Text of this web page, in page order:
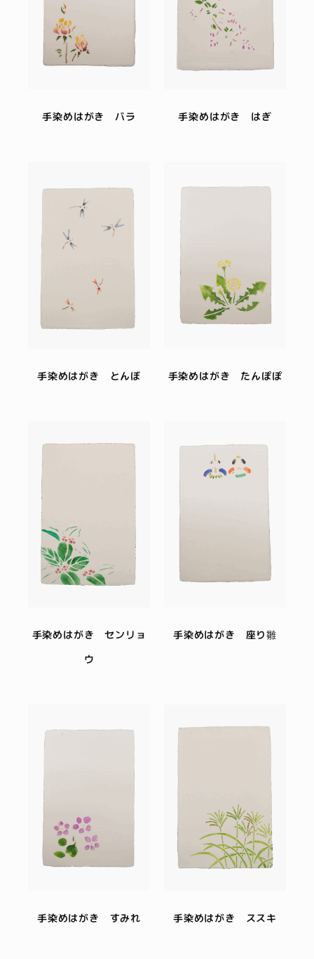
手染めはがき バラ 手染めはがき はぎ
手染めはがき とんぼ 手染めはがき たんぽぽ
手染めはがき センリョ
ウ
手染めはがき 座り雛
手染めはがき すみれ 手染めはがき ススキ